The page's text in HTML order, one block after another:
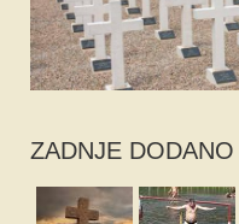
ZADNJE DODANO